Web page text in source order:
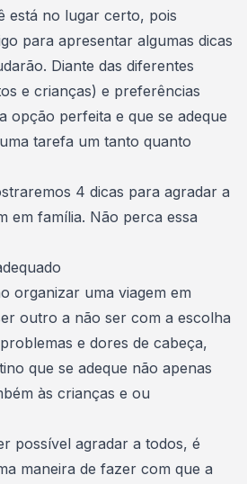
está no lugar certo, pois
para apresentar algumas dicas
Diante das diferentes
e crianças) e preferências
opção perfeita e que se adeque
tarefa um tanto quanto
4 dicas para agradar a
em família. Não perca essa
organizar uma viagem em
outro a não ser com a escolha
e dores de cabeça,
que se adeque não apenas
às crianças e ou
possível agradar a todos, é
maneira de fazer com que a